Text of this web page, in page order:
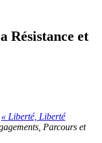
Résistance et
« Liberté, Liberté
Parcours et